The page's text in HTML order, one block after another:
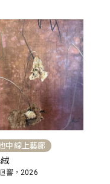
中線上藝廊
響，2026